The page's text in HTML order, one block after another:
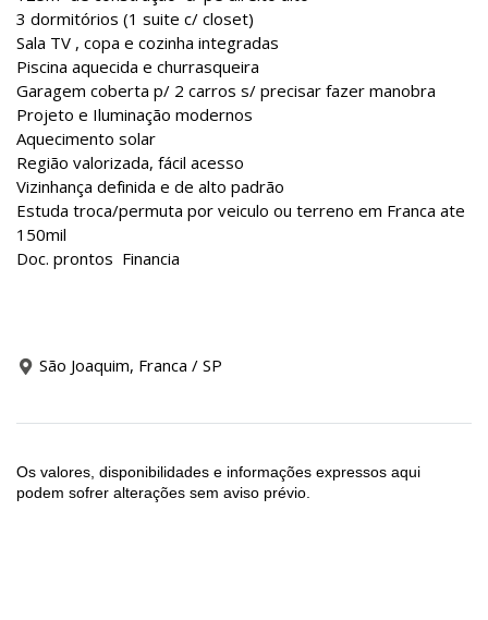
3 dormitórios (1 suite c/ closet)
Sala TV , copa e cozinha integradas
Piscina aquecida e churrasqueira
Garagem coberta p/ 2 carros s/ precisar fazer manobra
Projeto e Iluminação modernos
Aquecimento solar
Região valorizada, fácil acesso
Vizinhança definida e de alto padrão
Estuda troca/permuta por veiculo ou terreno em Franca ate
150mil
Doc. prontos Financia
São Joaquim, Franca / SP
Os valores, disponibilidades e informações expressos aqui
podem sofrer alterações sem aviso prévio.